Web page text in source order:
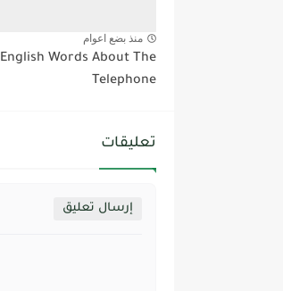
منذ بضع اعوام
English Words About The
Telephone
تعليقات
إرسال تعليق